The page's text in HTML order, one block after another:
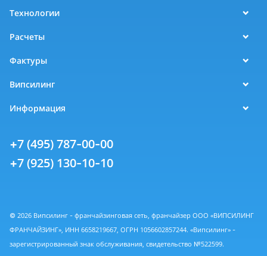
Технологии
Расчеты
Фактуры
Випсилинг
Информация
+7 (495) 787-00-00
+7 (925) 130-10-10
© 2026 Випсилинг - франчайзинговая сеть, франчайзер ООО «ВИПСИЛИНГ
ФРАНЧАЙЗИНГ», ИНН 6658219667, ОГРН 1056602857244. «Випсилинг» -
зарегистрированный знак обслуживания, свидетельство №522599.